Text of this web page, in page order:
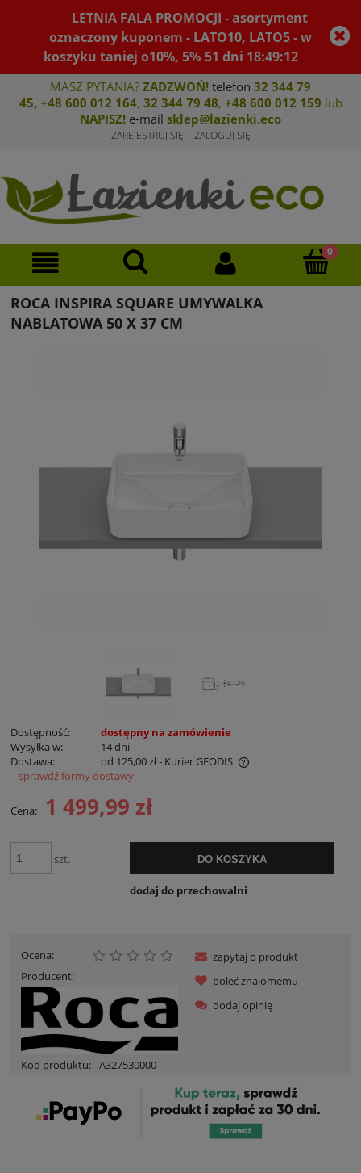
LETNIA FALA PROMOCJI - asortyment
oznaczony kuponem - LATO10, LATO5 - w
koszyku taniej o10%, 5% 51 dni 18:49:12
MASZ PYTANIA? ZADZWOŃ! telefon 32 344 79
45, +48 600 012 164, 32 344 79 48, +48 600 012 159 lub
NAPISZ! e-mail sklep@lazienki.eco
ZAREJESTRUJ SIĘ ZALOGUJ SIĘ
ROCA INSPIRA SQUARE UMYWALKA
NABLATOWA 50 X 37 CM
Dostępność:
dostępny na zamówienie
Wysyłka w:
14 dni
Dostawa:
od 125,00 zł- Kurier GEODIS
Cena nie zawiera ewentualnych kosztów płatności
sprawdź formy dostawy
Cena: 1 499,99 zł
szt. DO KOSZYKA
dodaj do przechowalni
Ocena:
Producent:
Kod produktu: A327530000
zapytaj o produkt
poleć znajomemu
dodaj opinię